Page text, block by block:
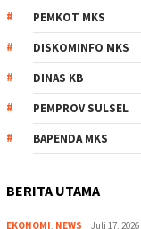
PEMKOT MKS
DISKOMINFO MKS
DINAS KB
PEMPROV SULSEL
BAPENDA MKS
BERITA UTAMA
EKONOMI, NEWS Juli 17, 2026